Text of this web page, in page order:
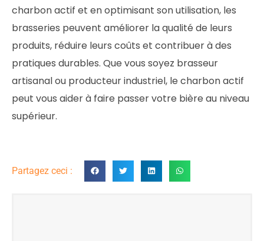
charbon actif et en optimisant son utilisation, les
brasseries peuvent améliorer la qualité de leurs
produits, réduire leurs coûts et contribuer à des
pratiques durables. Que vous soyez brasseur
artisanal ou producteur industriel, le charbon actif
peut vous aider à faire passer votre bière au niveau
supérieur.
Partagez ceci :